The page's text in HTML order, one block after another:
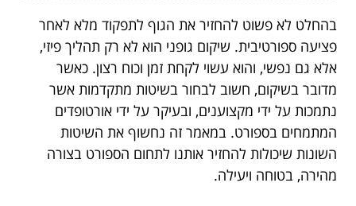
בהחלט לא פשוט להחזיר את הגוף לתפקוד מלא לאחר
פציעה ספורטיבית. שיקום גופני הוא לא רק תהליך פיזי,
אלא גם נפשי, והוא עשוי לקחת זמן וכוח רצון. כאשר
מדובר בשיקום, חשוב לבחור בשיטות מתקדמות אשר
נתמכות על ידי מקצוענים, ובעיקר על ידי אורטופדים
המתמחים בספורט. במאמר זה נחשוף את השיטות
השונות שיכולות להחזיר אותנו לתחום הספורט בצורה
מהירה, בטוחה ויעילה.